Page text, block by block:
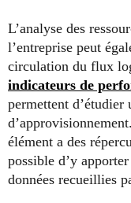
L’analyse des
l’entreprise peut
circulation du flux
indicateurs de
permettent d’étudier
élément a des
possible d’y
données recueillies